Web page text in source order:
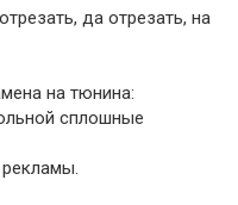
да отрезать, на
на тюнина:
сплошные